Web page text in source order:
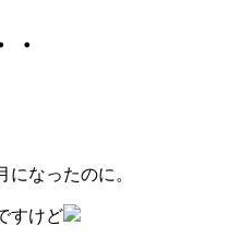
なったのに。
すけど